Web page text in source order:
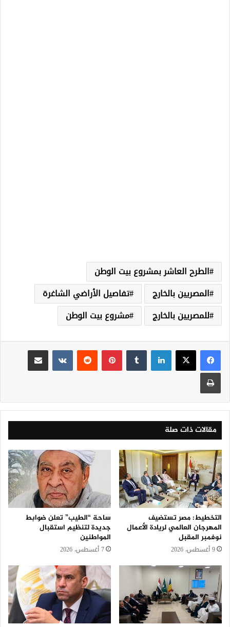
الطرح العاشر بمشروع بيت الوطن
المصريين بالخارج
تفاصيل الأراضي الشاغرة
للمصريين بالخارج
مشروع بيت الوطن
لينكدإن بينتيريست
مقالات ذات صلة
التخطيط: مصر تستضيف
المهرجان العالمي لريادة الأعمال
نوفمبر المقبل
9 أغسطس، 2026
ساحة “الطيب” تعلن ضوابط
جديدة لتنظيم استقبال
المواطنين
7 أغسطس، 2026